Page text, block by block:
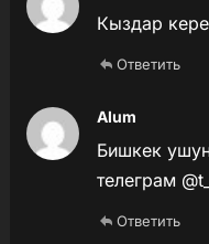
Кыздар
Ответить
Alum
Бишкек
телеграм
Ответить